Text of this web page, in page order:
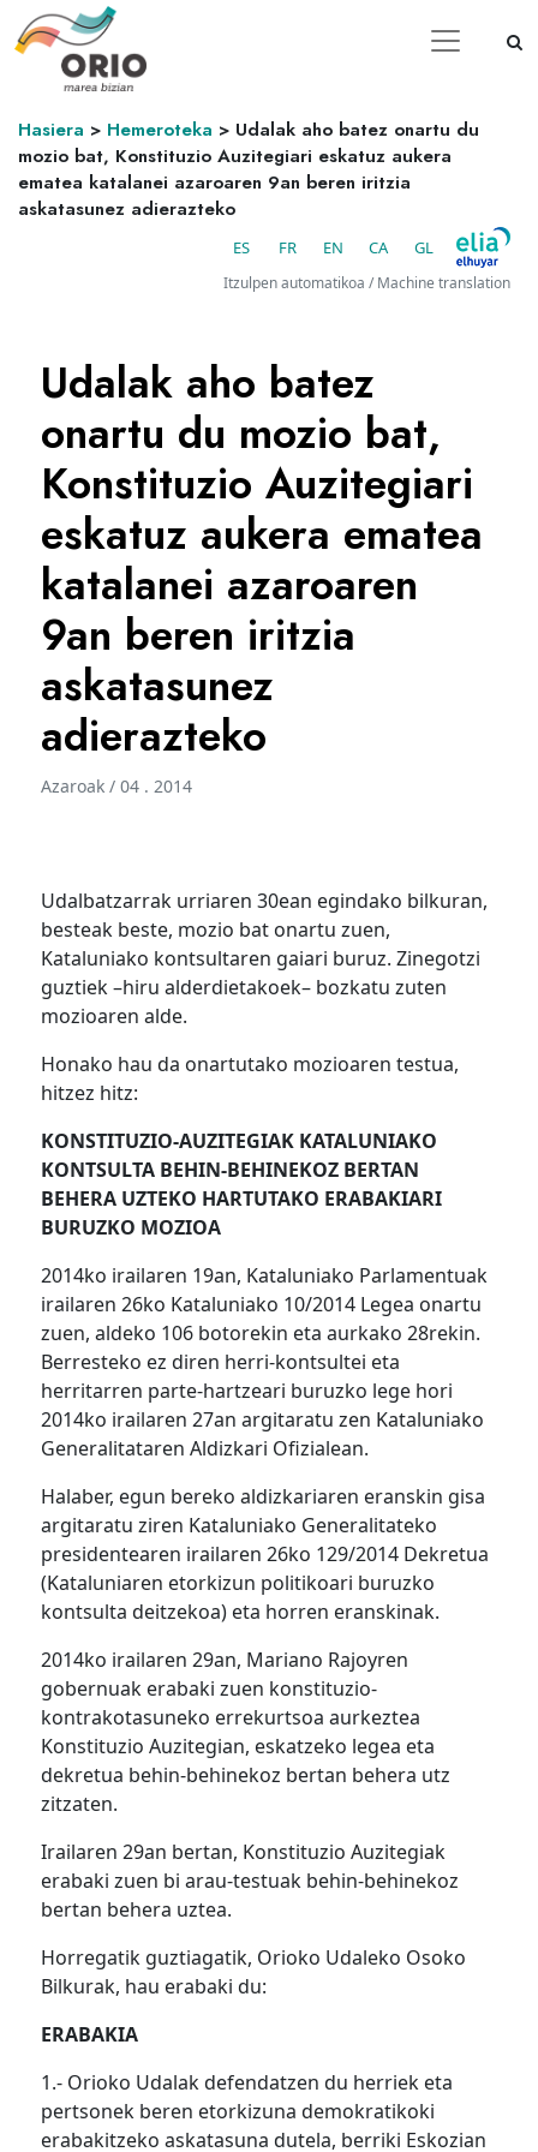
Hasiera > Hemeroteka > Udalak aho batez onartu du
mozio bat, Konstituzio Auzitegiari eskatuz aukera
ematea katalanei azaroaren 9an beren iritzia
askatasunez adierazteko
ES FR EN CA GL
Itzulpen automatikoa / Machine translation
Udalak aho batez
onartu du mozio bat,
Konstituzio Auzitegiari
eskatuz aukera ematea
katalanei azaroaren
9an beren iritzia
askatasunez
adierazteko
Azaroak / 04 . 2014
Udalbatzarrak urriaren 30ean egindako bilkuran,
besteak beste, mozio bat onartu zuen,
Kataluniako kontsultaren gaiari buruz. Zinegotzi
guztiek –hiru alderdietakoek– bozkatu zuten
mozioaren alde.
Honako hau da onartutako mozioaren testua,
hitzez hitz:
KONSTITUZIO-AUZITEGIAK KATALUNIAKO
KONTSULTA BEHIN-BEHINEKOZ BERTAN
BEHERA UZTEKO HARTUTAKO ERABAKIARI
BURUZKO MOZIOA
2014ko irailaren 19an, Kataluniako Parlamentuak
irailaren 26ko Kataluniako 10/2014 Legea onartu
zuen, aldeko 106 botorekin eta aurkako 28rekin.
Berresteko ez diren herri-kontsultei eta
herritarren parte-hartzeari buruzko lege hori
2014ko irailaren 27an argitaratu zen Kataluniako
Generalitataren Aldizkari Ofizialean.
Halaber, egun bereko aldizkariaren eranskin gisa
argitaratu ziren Kataluniako Generalitateko
presidentearen irailaren 26ko 129/2014 Dekretua
(Kataluniaren etorkizun politikoari buruzko
kontsulta deitzekoa) eta horren eranskinak.
2014ko irailaren 29an, Mariano Rajoyren
gobernuak erabaki zuen konstituzio-
kontrakotasuneko errekurtsoa aurkeztea
Konstituzio Auzitegian, eskatzeko legea eta
dekretua behin-behinekoz bertan behera utz
zitzaten.
Irailaren 29an bertan, Konstituzio Auzitegiak
erabaki zuen bi arau-testuak behin-behinekoz
bertan behera uztea.
Horregatik guztiagatik, Orioko Udaleko Osoko
Bilkurak, hau erabaki du:
ERABAKIA
1.- Orioko Udalak defendatzen du herriek eta
pertsonek beren etorkizuna demokratikoki
erabakitzeko askatasuna dutela, berriki Eskozian